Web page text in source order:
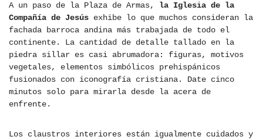
A un paso de la Plaza de Armas, la Iglesia de la
Compañía de Jesús exhibe lo que muchos consideran la
fachada barroca andina más trabajada de todo el
continente. La cantidad de detalle tallado en la
piedra sillar es casi abrumadora: figuras, motivos
vegetales, elementos simbólicos prehispánicos
fusionados con iconografía cristiana. Date cinco
minutos solo para mirarla desde la acera de
enfrente.
Los claustros interiores están igualmente cuidados y